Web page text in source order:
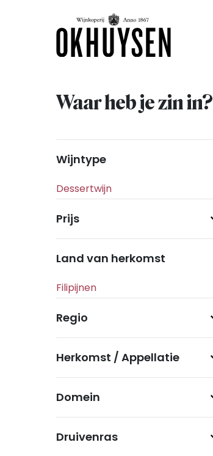
Waar heb je zin in?
Wijntype
Prijs
Land van herkomst
Regio
Herkomst / Appellatie
Domein
Druivenras